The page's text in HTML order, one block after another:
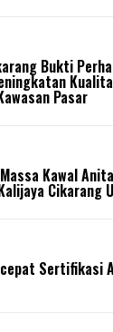
Bukti
Pasar
Kawal
Cikarang
Sertifikasi